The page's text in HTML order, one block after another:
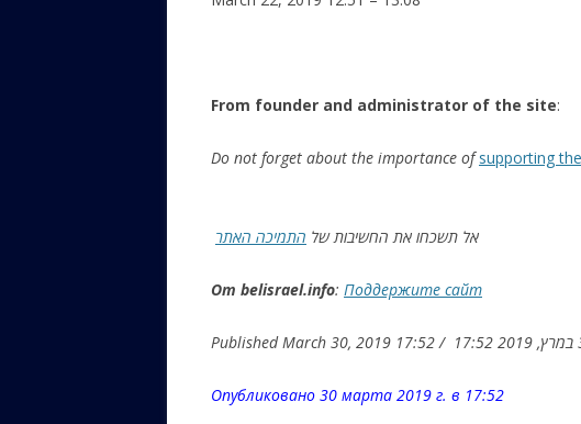
From founder and administrator of the site:
Do not forget about the importance of supporting
אל תשכחו את החשיבות של התמיכה האתר
От belisrael.info: Поддержите сайт
Опубликовано 30 марта 2019 г. в 17:52